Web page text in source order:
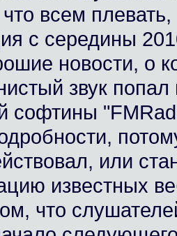
всем
с середины
новости, о
звук попал
софтины
или
известных
что